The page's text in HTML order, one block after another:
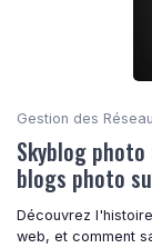
Gestion des
Skyblog
blogs photo
Découvrez
web, et comment